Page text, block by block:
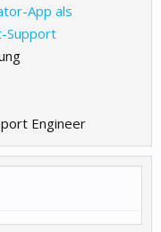
App als
Support
Engineer